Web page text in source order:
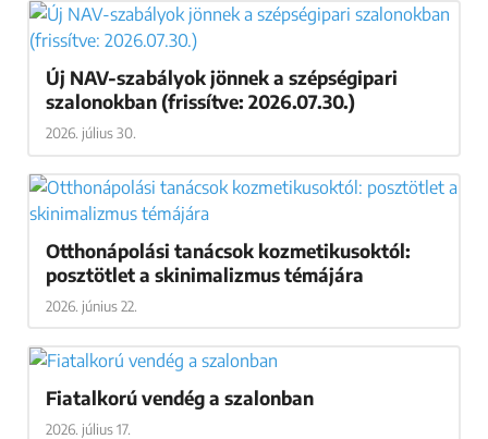
Új NAV-szabályok jönnek a szépségipari
szalonokban (frissítve: 2026.07.30.)
2026. július 30.
Otthonápolási tanácsok kozmetikusoktól:
posztötlet a skinimalizmus témájára
2026. június 22.
Fiatalkorú vendég a szalonban
2026. július 17.